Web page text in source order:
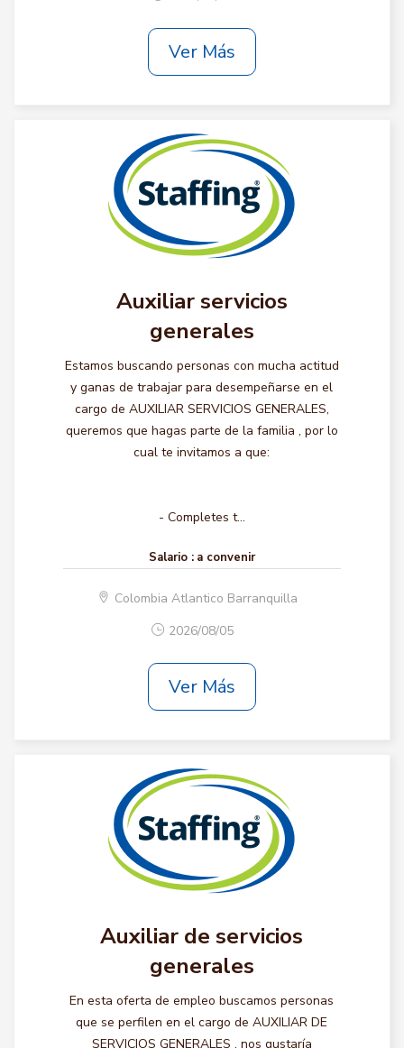
Ver Más
Auxiliar servicios
generales
Estamos buscando personas con mucha actitud
y ganas de trabajar para desempeñarse en el
cargo de AUXILIAR SERVICIOS GENERALES,
queremos que hagas parte de la familia , por lo
cual te invitamos a que:
- Completes t...
Salario : a convenir
Colombia Atlantico Barranquilla
2026/08/05
Ver Más
Auxiliar de servicios
generales
En esta oferta de empleo buscamos personas
que se perfilen en el cargo de AUXILIAR DE
SERVICIOS GENERALES , nos gustaría